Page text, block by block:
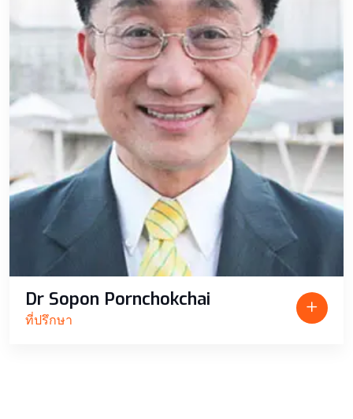
Dr Sopon Pornchokchai
ที่ปรึกษา